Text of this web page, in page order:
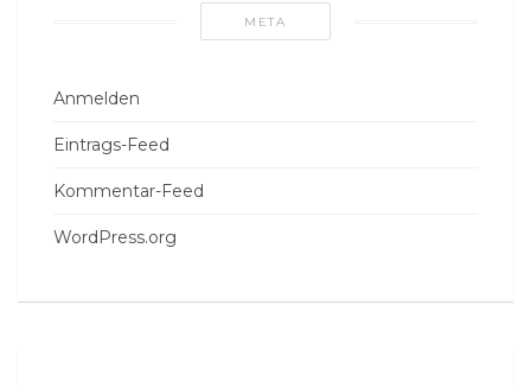
META
Anmelden
Eintrags-Feed
Kommentar-Feed
WordPress.org